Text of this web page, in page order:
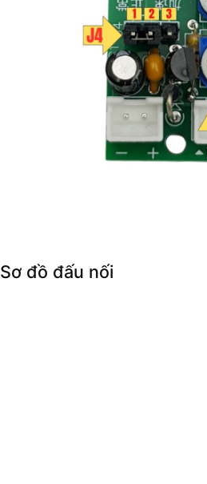
Sơ đồ đấu nối